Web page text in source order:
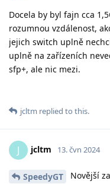
Docela by byl fajn cca
rozumnou vzdálenost,
jejich switch uplně
uplně na zařízeních
sfp+, ale nic mezi.
jcltm replied to this.
J jcltm 13. čvn 2024
SpeedyGT
Novější